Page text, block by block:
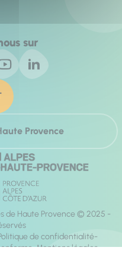
sur
Provence
de Haute Provence © 2025 -
de confidentialité
Mentions légales